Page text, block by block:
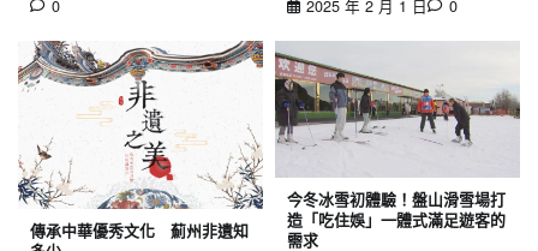
0
2025 年 2 月 1 日
0
傳承中華優秀文化 薊州非遺知
今冬冰雪初體驗！盤山滑雪場打
造「吃住娛」一體式滿足遊客的
需求